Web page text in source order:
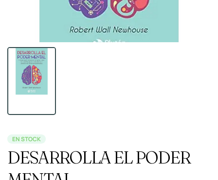
EN STOCK
DESARROLLA EL PODER